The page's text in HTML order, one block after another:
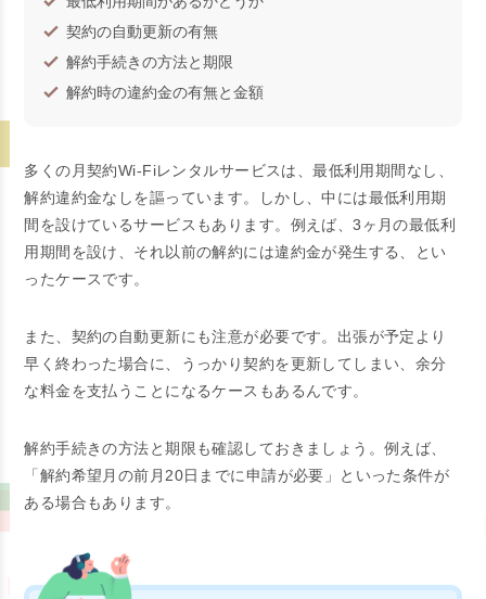
契約の自動更新の有無
解約手続きの方法と期限
解約時の違約金の有無と金額
多くの月契約Wi-Fiレンタルサービスは、最低利用期間なし、
解約違約金なしを謳っています。しかし、中には最低利用期
間を設けているサービスもあります。例えば、3ヶ月の最低利
用期間を設け、それ以前の解約には違約金が発生する、とい
ったケースです。
また、契約の自動更新にも注意が必要です。出張が予定より
早く終わった場合に、うっかり契約を更新してしまい、余分
な料金を支払うことになるケースもあるんです。
解約手続きの方法と期限も確認しておきましょう。例えば、
「解約希望月の前月20日までに申請が必要」といった条件が
ある場合もあります。